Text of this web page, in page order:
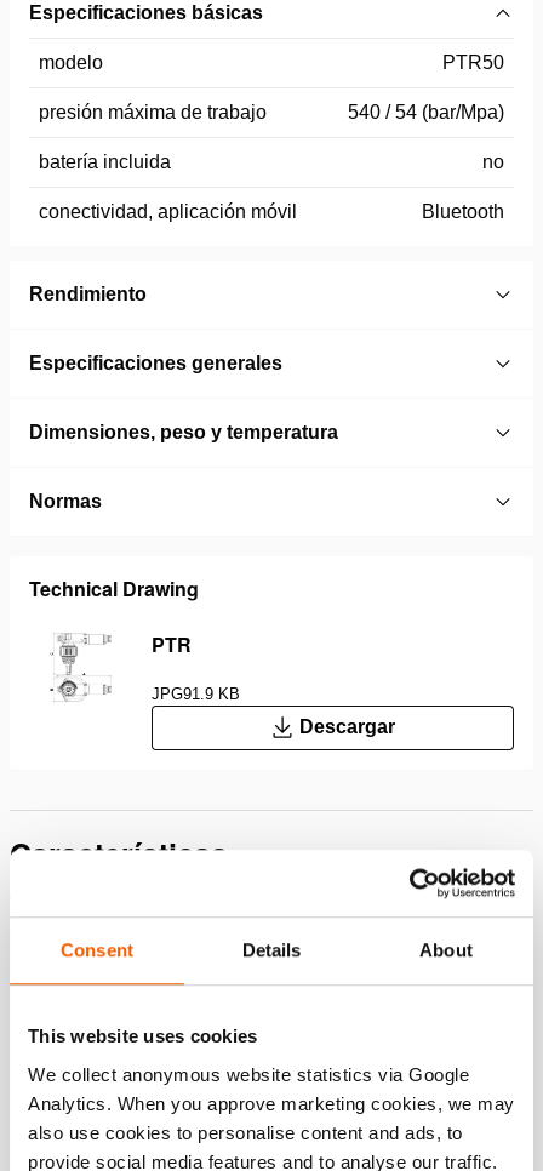
Consent Details About
This website uses cookies
We collect anonymous website statistics via Google
Analytics. When you approve marketing cookies, we may
also use cookies to personalise content and ads, to
provide social media features and to analyse our traffic.
Especificaciones básicas
modelo PTR50
presión máxima de trabajo 540 / 54 (bar/Mpa)
batería incluida no
conectividad, aplicación móvil Bluetooth
Rendimiento
Especificaciones generales
Dimensiones, peso y temperatura
Normas
Technical Drawing
PTR
JPG91.9 KB
Descargar
Características
Velocidad inigualable para operaciones de rescate más
(patentada). La herramienta optimiza continuamente los
velocidad con cualquier carga de herramienta
Máxima flexibilidad operativa con dos modos de
funcionamiento: el modo de entrenamiento/demo de